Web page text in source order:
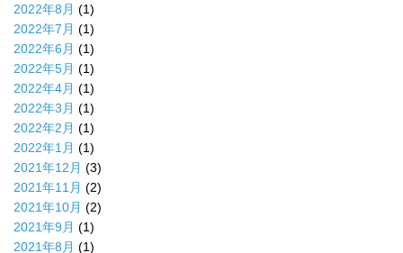
2022年8月 (1)
2022年7月 (1)
2022年6月 (1)
2022年5月 (1)
2022年4月 (1)
2022年3月 (1)
2022年2月 (1)
2022年1月 (1)
2021年12月 (3)
2021年11月 (2)
2021年10月 (2)
2021年9月 (1)
2021年8月 (1)